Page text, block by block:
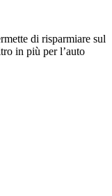
di risparmiare sul
in più per l’auto